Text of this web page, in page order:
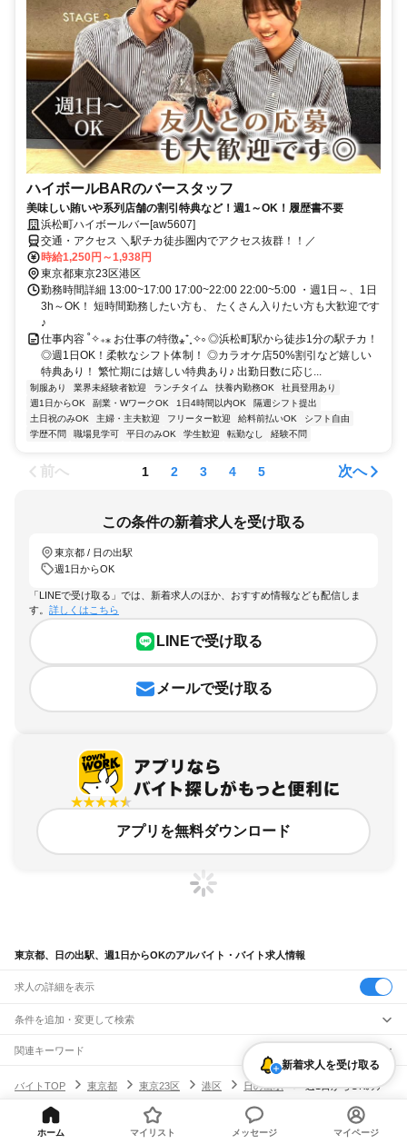
ハイボールBARのバースタッフ
美味しい賄いや系列店舗の割引特典など！週1～OK！履歴書不要
浜松町ハイボールバー[aw5607]
交通・アクセス ＼駅チカ徒歩圏内でアクセス抜群！！／
時給1,250円～1,938円
東京都東京23区港区
勤務時間詳細 13:00~17:00 17:00~22:00 22:00~5:00 ・週1日～、1日
3h～OK！ 短時間勤務したい方も、 たくさん入りたい方も大歓迎です
♪
仕事内容 ˚✧₊⁎ お仕事の特徴⁎⁺˳✧༚ ◎浜松町駅から徒歩1分の駅チカ！
◎週1日OK！柔軟なシフト体制！ ◎カラオケ店50%割引など嬉しい
特典あり！ 繁忙期には嬉しい特典あり♪ 出勤日数に応じ...
制服あり 業界未経験者歓迎 ランチタイム 扶養内勤務OK
社員登用あり
週1日からOK
副業・WワークOK 1日4時間以内OK
隔週シフト提出
土日祝のみOK
主婦・主夫歓迎 フリーター歓迎 給料前払いOK
シフト自由
学歴不問
職場見学可 平日のみOK 学生歓迎 転勤なし 経験不問
前へ 1 2 3 4 5 次へ
この条件の新着求人を受け取る
東京都 / 日の出駅
週1日からOK
「LINEで受け取る」では、新着求人のほか、おすすめ情報なども配信しま
す。 詳しくはこちら
LINEで受け取る
メールで受け取る
アプリを無料ダウンロード
東京都、日の出駅、週1日からOKのアルバイト・バイト求人情報
求人の詳細を表示
条件を追加・変更して検索
市区町村を追加・変更
東京都すべて
東京23区
千代田区
新宿区 墨田区江東区
大田区
世田谷区
中野区杉並区 荒川区板橋区 足立区葛飾区
駅を追加・変更
JR東海道本線(東京～熱海)
東京駅新橋駅
職種を追加・変更
飲食・フードサービス
関連キーワード
ガチャガチャ 犬カフェ
バイトTOP
東京都 東京23区 港区 日の出駅
週1日からOKのア
新着求人を受け取る
ホーム マイリスト メッセージ マイページ